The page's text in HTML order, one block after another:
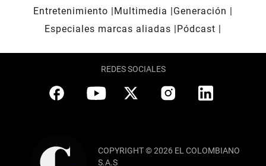
Entretenimiento
Multimedia
Generación
Especiales marcas aliadas
Pódcast
REDES SOCIALES
COPYRIGHT © 2026 EL COLOMBIANO
S.A.S